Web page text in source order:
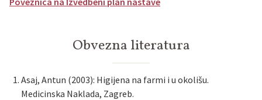
Obvezna literatura
Asaj, Antun (2003): Higijena na farmi i u okolišu.
Medicinska Naklada, Zagreb.